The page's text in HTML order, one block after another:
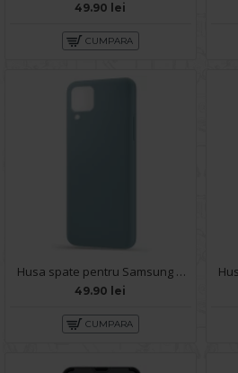
49.90 lei
CUMPARA
Husa spate pentru Samsung A22 4G - Silicon Line Gri
49.90 lei
CUMPARA